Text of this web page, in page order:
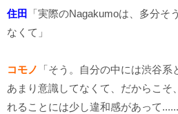
住田
「実際のNagakumoは、多分そ
なくて」
コモノ
「そう。自分の中には渋谷
あまり意識してなくて、だからこそ
れることには少し違和感があって